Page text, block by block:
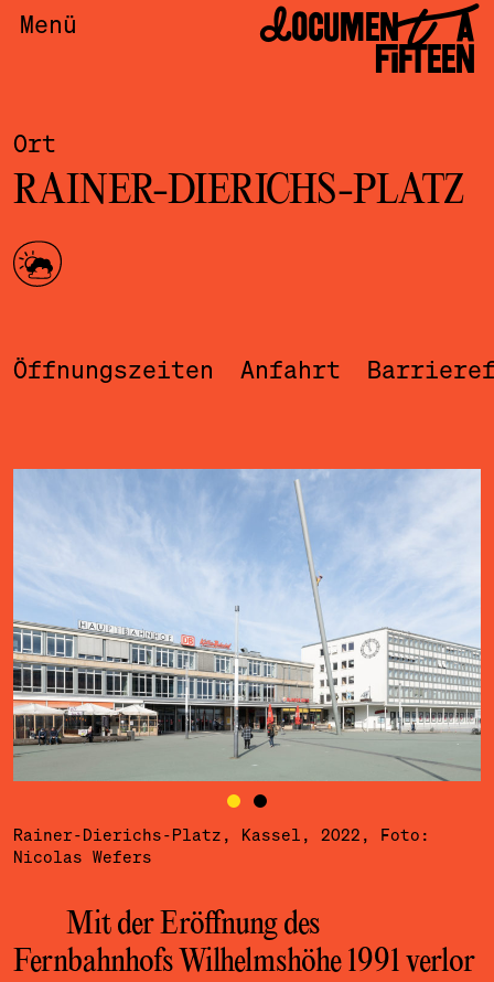
Menü DOCUMENTA
FIFTEEN
Ort
RAINER-DIERICHS-PLATZ
Öffnungszeiten Anfahrt
Rainer-Dierichs-Platz, Kassel, 2022, Foto:
Nicolas Wefers
Mit der Eröffnung des
Fernbahnhofs Wilhelmshöhe 1991 verlor